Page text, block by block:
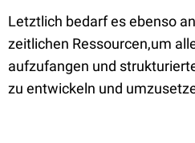
Letztlich bedarf es ebenso
zeitlichen Ressourcen,um
aufzufangen und
zu entwickeln und